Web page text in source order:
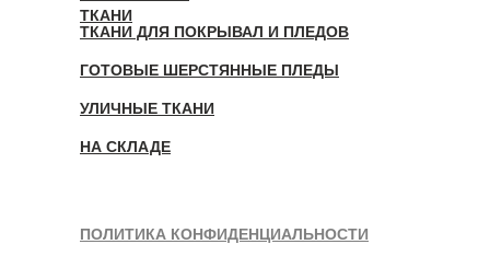
ПОЛИТИКА КОНФИДЕНЦИАЛЬНОСТИ
ТКАНИ
ТКАНИ ДЛЯ ПОКРЫВАЛ И ПЛЕДОВ
ГОТОВЫЕ ШЕРСТЯННЫЕ ПЛЕДЫ
УЛИЧНЫЕ ТКАНИ
НА СКЛАДЕ